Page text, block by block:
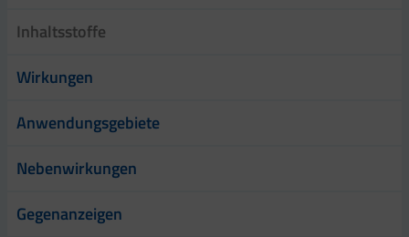
Inhaltsstoffe
Wirkungen
Anwendungsgebiete
Nebenwirkungen
Gegenanzeigen